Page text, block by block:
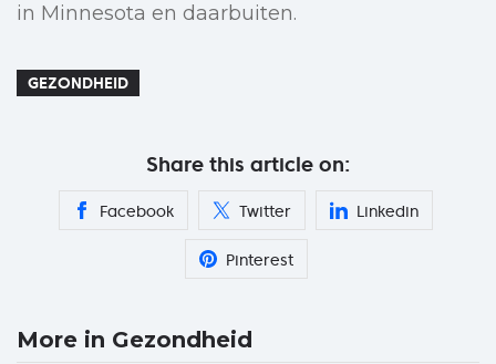
in Minnesota en daarbuiten.
GEZONDHEID
Share this article on:
Facebook Twitter Linkedin
Pinterest
More in Gezondheid